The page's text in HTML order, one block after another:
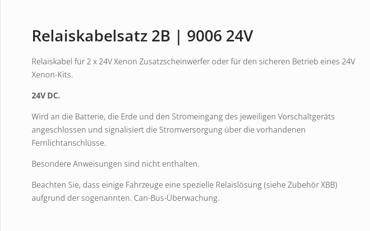
Relaiskabelsatz 2B | 9006 24V
Relaiskabel für 2 x 24V Xenon Zusatzscheinwerfer oder für den sicheren Betrieb eines 24V
Xenon-Kits.
24V DC.
Wird an die Batterie, die Erde und den Stromeingang des jeweiligen Vorschaltgeräts
angeschlossen und signalisiert die Stromversorgung über die vorhandenen
Fernlichtanschlüsse.
Besondere Anweisungen sind nicht enthalten.
Beachten Sie, dass einige Fahrzeuge eine spezielle Relaislösung (siehe Zubehör XBB)
aufgrund der sogenannten. Can-Bus-Überwachung.